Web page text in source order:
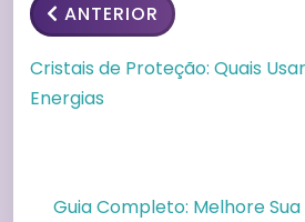
ANTERIOR
Cristais de Proteção: Quais
Energias
Guia Completo: Melhore